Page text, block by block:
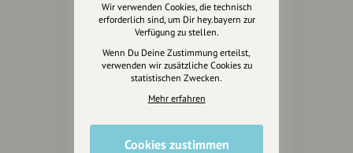
Unterstütze
unsere Plattform
hey.bayern ist ein Projekt von
für alle, die uns besuchen
wollen.
Wir verwenden Cookies, die technisch
erforderlich sind, um Dir hey.bayern zur
Verfügung zu stellen.
Wenn Du Deine Zustimmung erteilst,
verwenden wir zusätzliche Cookies zu
statistischen Zwecken.
Mehr erfahren
Cookies zustimmen